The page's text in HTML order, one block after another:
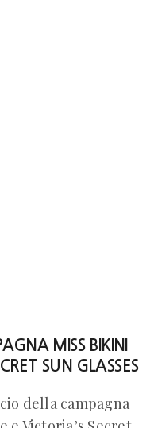
MISS BIKINI
SUN GLASSES
della campagna